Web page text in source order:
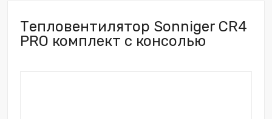
Тепловентилятор Sonniger CR4
PRO комплект с консолью